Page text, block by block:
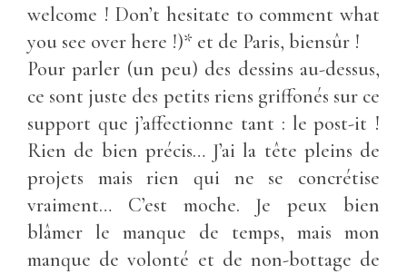
welcome ! Don’t hesitate to comment what
you see over here !)* et de Paris, biensûr !
Pour parler (un peu) des dessins au-dessus,
ce sont juste des petits riens griffonés sur ce
support que j’affectionne tant : le post-it !
Rien de bien précis… J’ai la tête pleins de
projets mais rien qui ne se concrétise
vraiment… C’est moche. Je peux bien
blâmer le manque de temps, mais mon
manque de volonté et de non-bottage de